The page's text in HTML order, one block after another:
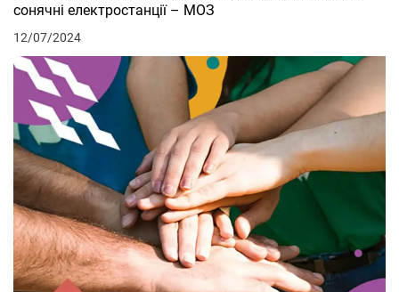
сонячні електростанції – МОЗ
12/07/2024